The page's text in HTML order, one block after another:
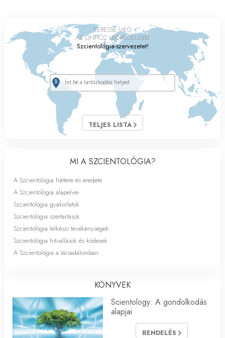
KERESSE MEG
AZ ÖNHÖZ LEGKÖZELEBBI
Szcientológia-szervezetet!
TELJES LISTA
MI A SZCIENTOLÓGIA?
A Szcientológia háttere és eredete
A Szcientológia alapelvei
Szcientológia gyakorlatok
Szcientológia szertartások
Szcientológia lelkészi tevékenységek
Szcientológia hitvallások és kódexek
A Szcientológia a társadalomban
KÖNYVEK
Scientology: A gondolkodás
alapjai
RENDELÉS